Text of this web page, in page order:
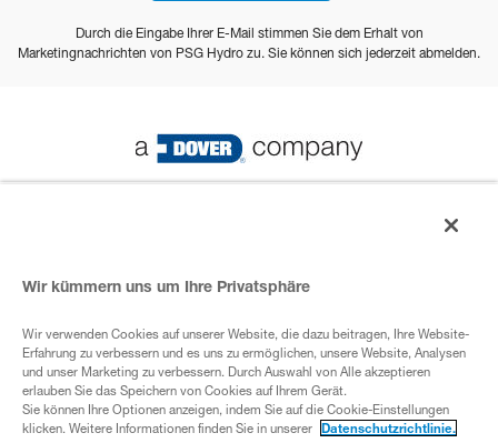
Durch die Eingabe Ihrer E-Mail stimmen Sie dem Erhalt von
Marketingnachrichten von PSG Hydro zu. Sie können sich jederzeit abmelden.
Datenschutz-Bestimmungen
ADover- Unternehmen
Wir kümmern uns um Ihre Privatsphäre
Wir verwenden Cookies auf unserer Website, die dazu beitragen, Ihre Website-
Erfahrung zu verbessern und es uns zu ermöglichen, unsere Website, Analysen
und unser Marketing zu verbessern. Durch Auswahl von Alle akzeptieren
erlauben Sie das Speichern von Cookies auf Ihrem Gerät.
Sie können Ihre Optionen anzeigen, indem Sie auf die Cookie-Einstellungen
klicken. Weitere Informationen finden Sie in unserer
Datenschutzrichtlinie.